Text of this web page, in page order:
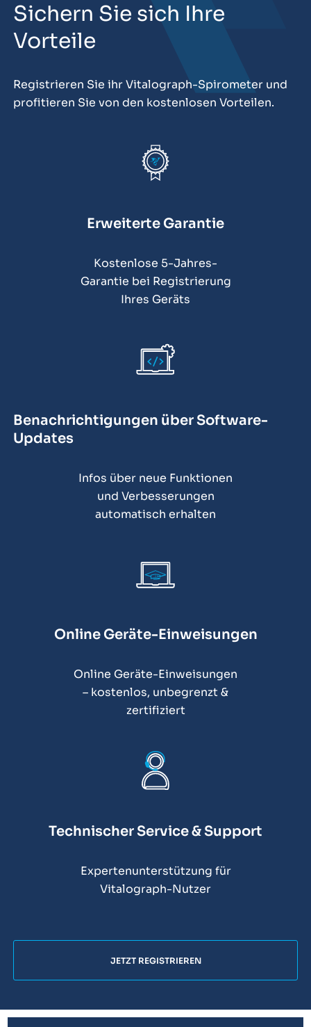
Sichern Sie sich Ihre
Vorteile
Registrieren Sie ihr Vitalograph-Spirometer und
profitieren Sie von den kostenlosen Vorteilen.
Erweiterte Garantie
Kostenlose 5-Jahres-
Garantie bei Registrierung
Ihres Geräts
Benachrichtigungen über Software-
Updates
Infos über neue Funktionen
und Verbesserungen
automatisch erhalten
Online Geräte-Einweisungen
Online Geräte-Einweisungen
– kostenlos, unbegrenzt &
zertifiziert
Technischer Service & Support
Expertenunterstützung für
Vitalograph-Nutzer
JETZT REGISTRIEREN